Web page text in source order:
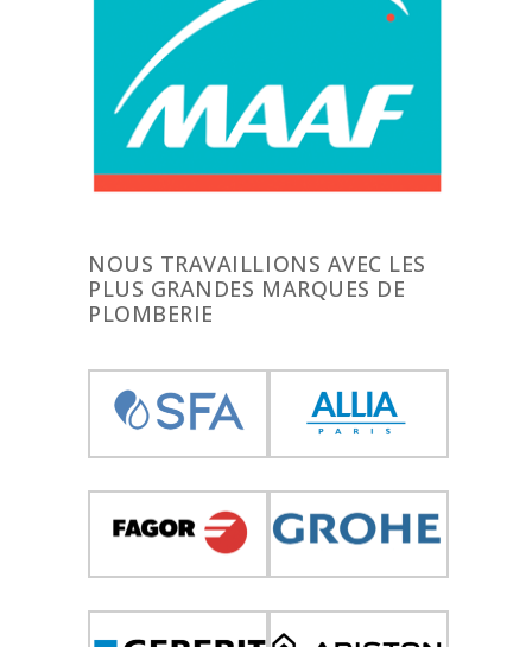
NOUS TRAVAILLIONS AVEC LES
PLUS GRANDES MARQUES DE
PLOMBERIE